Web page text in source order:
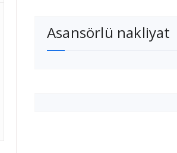
Asansörlü nakliyat